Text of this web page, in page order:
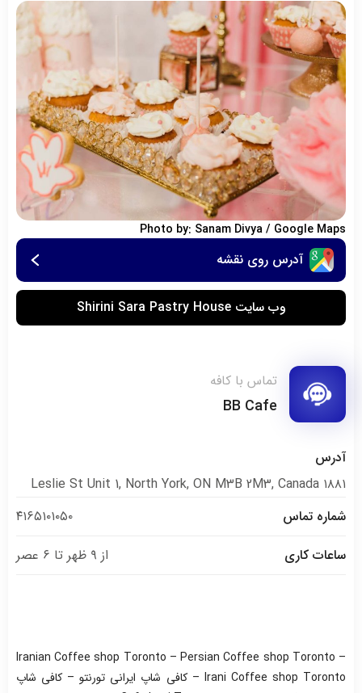
Photo by: Sanam Divya / Google Maps
آدرس روی نقشه
وب سایت Shirini Sara Pastry House
تماس با کافه
BB Cafe
آدرس
۱۸۸۱ Leslie St Unit 1, North York, ON M3B 2M3, Canada
شماره تماس
۴۱۶۵۱۰۱۰۵۰
ساعات کاری
از ۹ ظهر تا ۶ عصر
Iranian Coffee shop Toronto – Persian Coffee shop Toronto –
Irani Coffee shop Toronto – کافی شاپ ایرانی تورنتو – کافی شاپ